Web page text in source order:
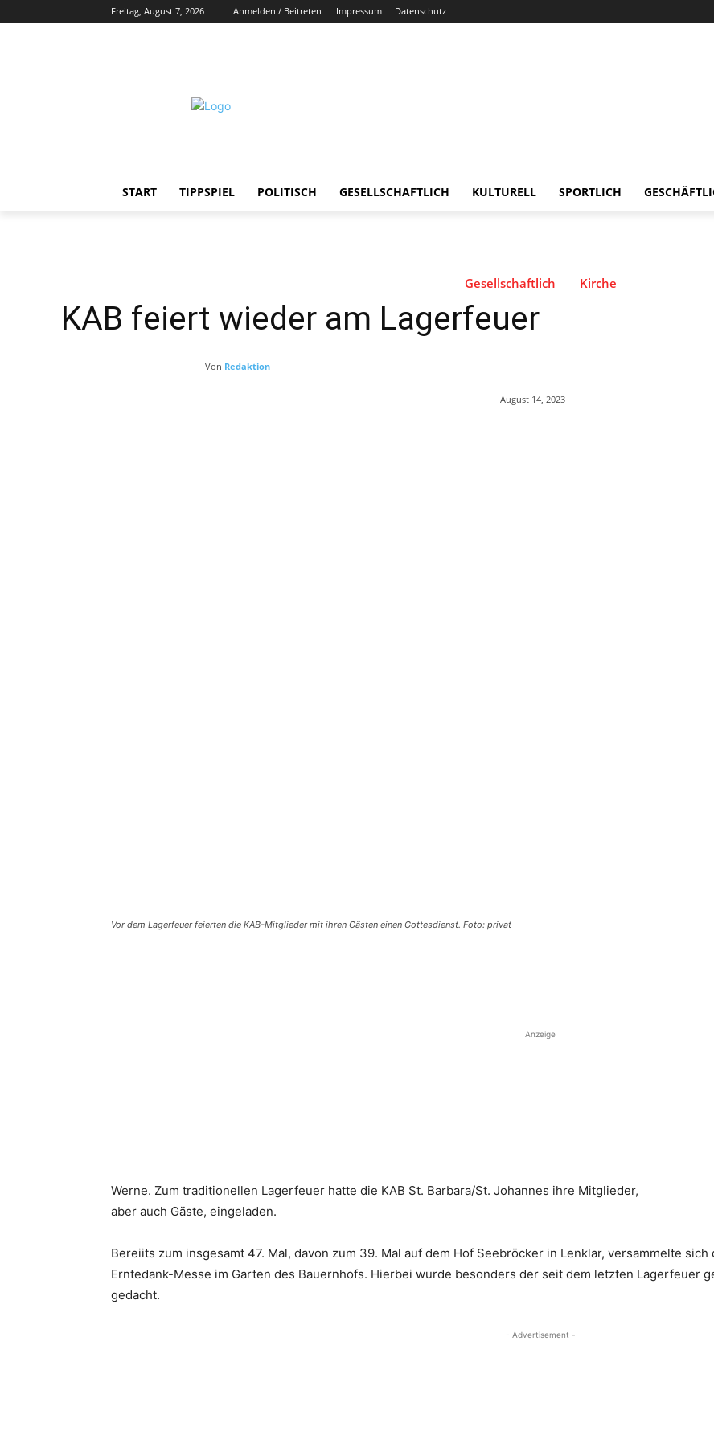
Freitag, August 7, 2026 Anmelden / Beitreten Impressum Datenschutz
START TIPPSPIEL POLITISCH GESELLSCHAFTLICH KULTURELL SPORTLICH
Gesellschaftlich Kirche
KAB feiert wieder am Lagerfeuer
Von Redaktion
August 14, 2023
Vor dem Lagerfeuer feierten die KAB-Mitglieder mit ihren Gästen einen Gottesdienst. Foto: privat
Anzeige
Werne. Zum traditionellen Lagerfeuer hatte die KAB St. Barbara/St. Johannes ihre Mitglieder,
aber auch Gäste, eingeladen.
Bereiits zum insgesamt 47. Mal, davon zum 39. Mal auf dem Hof Seebröcker in Lenklar, versammelte
Erntedank-Messe im Garten des Bauernhofs. Hierbei wurde besonders der seit dem letzten Lagerfeuer
gedacht.
- Advertisement -